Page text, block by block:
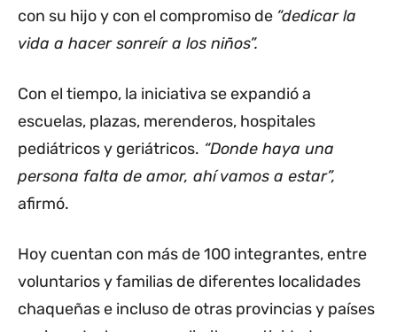
con su hijo y con el compromiso de “dedicar la
vida a hacer sonreír a los niños”.
Con el tiempo, la iniciativa se expandió a
escuelas, plazas, merenderos, hospitales
pediátricos y geriátricos. “Donde haya una
persona falta de amor, ahí vamos a estar”,
afirmó.
Hoy cuentan con más de 100 integrantes, entre
voluntarios y familias de diferentes localidades
chaqueñas e incluso de otras provincias y países